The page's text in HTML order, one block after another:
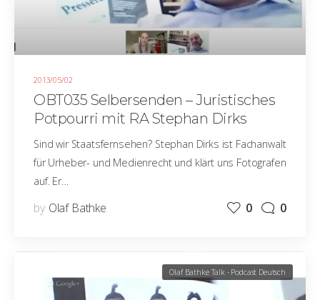
2013/05/02
OBT035 Selbersenden – Juristisches
Potpourri mit RA Stephan Dirks
Sind wir Staatsfernsehen? Stephan Dirks ist Fachanwalt
für Urheber- und Medienrecht und klärt uns Fotografen
auf. Er…
by Olaf Bathke 0 0
Olaf Bathke Talk - Podcast Deutsch